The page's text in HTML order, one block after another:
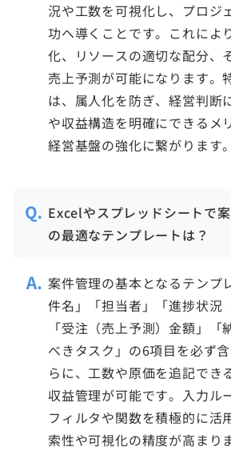
況や工数を可視化し、プロジ
功へ導くことです。これによ
化、リソースの適切な配分、
売上予測が可能になります。
は、属人化を防ぎ、経営判断
や収益構造を明確にできるメ
Excelやスプレッドシートで
の最適なテンプレートは？
案件管理の基本となるテンプ
件名」「担当者」「進捗状況
「受注（売上予測）金額」「
べきタスク」の6項目を必ず
らに、工数や原価を追記でき
収益管理が可能です。入力ル
フィルタや関数を積極的に活
索性や可視化の精度が高まり